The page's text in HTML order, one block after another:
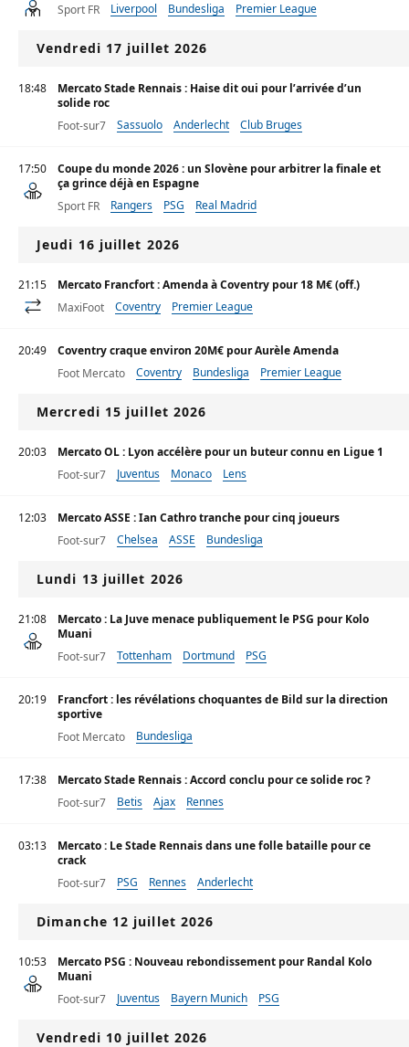
Sport FR
Liverpool Bundesliga Premier League
Vendredi 17 juillet 2026
18:48
Mercato Stade Rennais : Haise dit oui pour l’arrivée d’un
solide roc
Foot-sur7
Sassuolo Anderlecht Club Bruges
17:50
Coupe du monde 2026 : un Slovène pour arbitrer la finale et
ça grince déjà en Espagne
Sport FR
Rangers PSG Real Madrid
Jeudi 16 juillet 2026
21:15
Mercato Francfort : Amenda à Coventry pour 18 M€ (off.)
MaxiFoot
Coventry Premier League
20:49
Coventry craque environ 20M€ pour Aurèle Amenda
Foot Mercato
Coventry Bundesliga Premier League
Mercredi 15 juillet 2026
20:03
Mercato OL : Lyon accélère pour un buteur connu en Ligue 1
Foot-sur7
Juventus Monaco Lens
12:03
Mercato ASSE : Ian Cathro tranche pour cinq joueurs
Foot-sur7
Chelsea ASSE Bundesliga
Lundi 13 juillet 2026
21:08
Mercato : La Juve menace publiquement le PSG pour Kolo
Muani
Foot-sur7
Tottenham Dortmund PSG
20:19
Francfort : les révélations choquantes de Bild sur la direction
sportive
Foot Mercato
Bundesliga
17:38
Mercato Stade Rennais : Accord conclu pour ce solide roc ?
Foot-sur7
Betis Ajax Rennes
03:13
Mercato : Le Stade Rennais dans une folle bataille pour ce
crack
Foot-sur7
PSG Rennes Anderlecht
Dimanche 12 juillet 2026
10:53
Mercato PSG : Nouveau rebondissement pour Randal Kolo
Muani
Foot-sur7
Juventus Bayern Munich PSG
Vendredi 10 juillet 2026